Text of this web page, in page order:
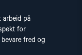
arbeid på
for
fred og